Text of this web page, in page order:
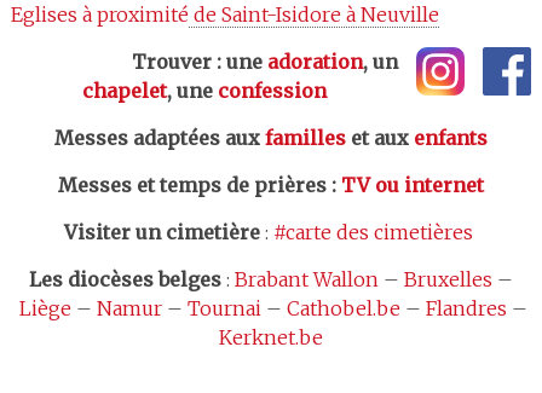
Eglises à proximité de Saint-Isidore à Neuville
Trouver : une adoration, un
chapelet, une confession
Messes adaptées aux familleset aux enfants
Messes et temps de prières: TV ou internet
Visiter un cimetière: #carte des cimetières
Les diocèses belges: Brabant Wallon – Bruxelles –
Liège – Namur– Tournai – Cathobel.be – Flandres –
Kerknet.be